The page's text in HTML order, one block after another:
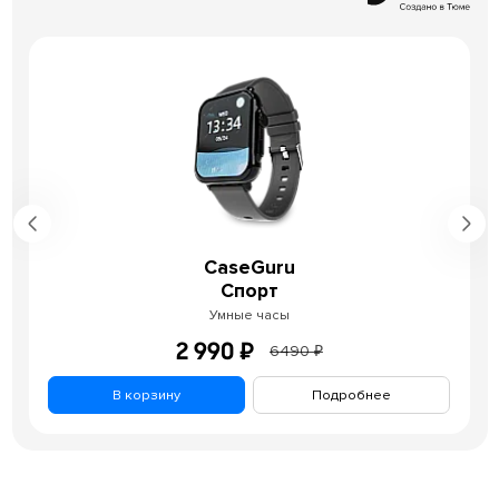
CaseGuru
Спорт
Умные часы
6490 ₽
2 990 ₽
В корзину Подробнее